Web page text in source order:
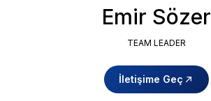
Emir Sözer
TEAM LEADER
İletişime Geç